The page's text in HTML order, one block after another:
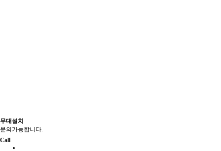
무대설치
문의가능합니다.
Call